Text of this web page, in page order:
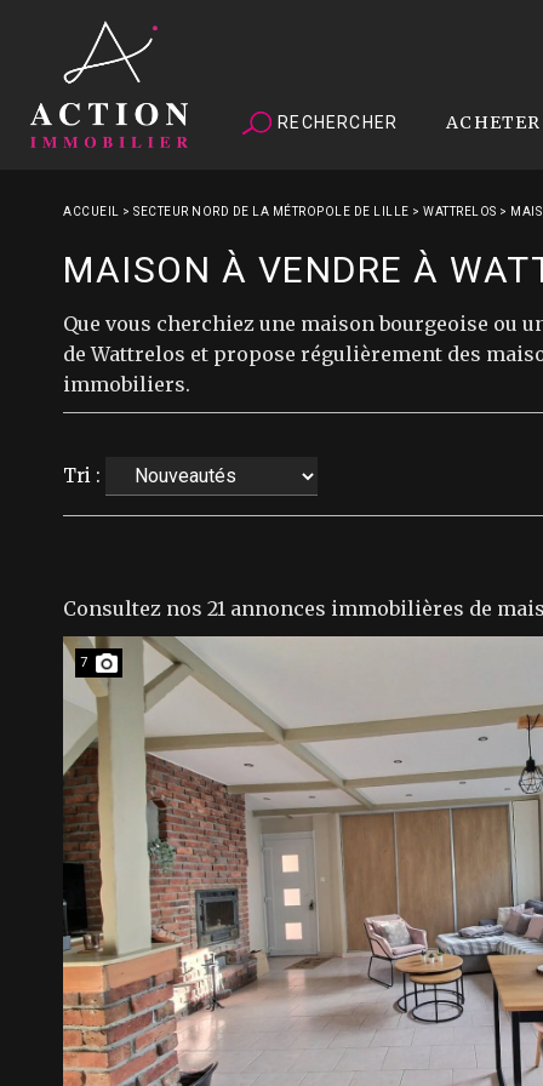
RECHERCHER ACHETER
ACCUEIL > SECTEUR NORD DE LA MÉTROPOLE DE LILLE > WATTRELOS >
MAISON À VENDRE À
Que vous cherchiez une maison bourgeoise ou
de Wattrelos et propose régulièrement des
immobiliers.
Tri :
Consultez nos 21 annonces immobilières de
7